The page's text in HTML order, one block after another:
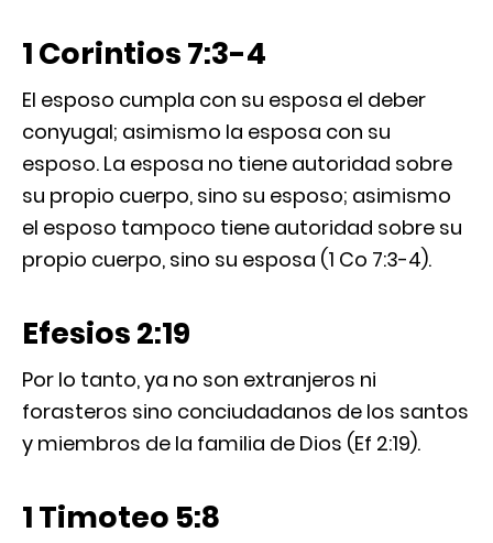
1 Corintios 7:3-4
El esposo cumpla con su esposa el deber
conyugal; asimismo la esposa con su
esposo. La esposa no tiene autoridad sobre
su propio cuerpo, sino su esposo; asimismo
el esposo tampoco tiene autoridad sobre su
propio cuerpo, sino su esposa (1 Co 7:3-4).
Efesios 2:19
Por lo tanto, ya no son extranjeros ni
forasteros sino conciudadanos de los santos
y miembros de la familia de Dios (Ef 2:19).
1 Timoteo 5:8